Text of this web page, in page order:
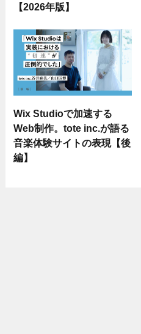
【2026年版】
Wix Studioで加速する
Web制作。tote inc.が語る
音楽体験サイトの表現【後
編】